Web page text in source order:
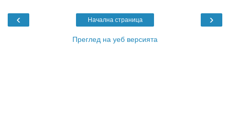
‹ ›
Начална страница
Преглед на уеб версията